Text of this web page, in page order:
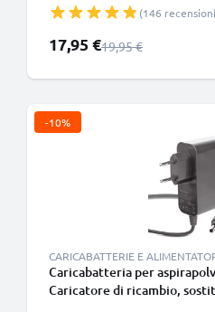
aspiratore
(146
Prezzo speciale
17,95 €Prezzo normale
19,95 €
-10%
CARICABATTERIE E
Caricabatteria per
Caricatore di ricambio,